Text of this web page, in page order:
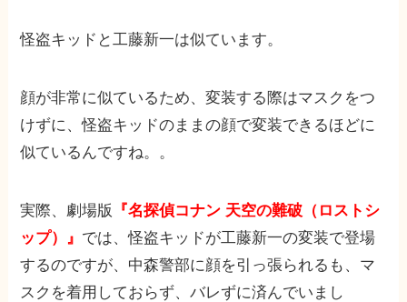
怪盗キッドと工藤新一は似ています。
顔が非常に似ているため、変装する際はマスクをつ
けずに、怪盗キッドのままの顔で変装できるほどに
似ているんですね。。
実際、劇場版
『名探偵コナン 天空の難破（ロストシ
ップ）』 では、怪盗キッドが工藤新一の変装で登場
するのですが、中森警部に顔を引っ張られるも、マ
スクを着用しておらず、バレずに済んでいまし